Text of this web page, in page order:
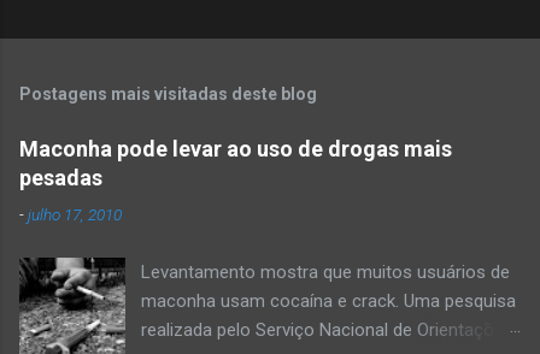
o
n
t
á
i
o
s
Postagens mais visitadas deste blog
Maconha pode levar ao uso de drogas mais
pesadas
-julho 17, 2010
Levantamento mostra que muitos usuários de
maconha usam cocaína e crack. Uma pesquisa
realizada pelo Serviço Nacional de Orientações